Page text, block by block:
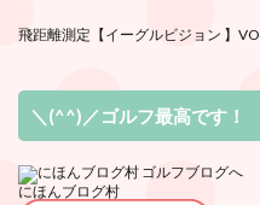
飛距離測定 【イーグルビジョン 】
＼(^^)／ゴルフ最高です！
にほんブログ村